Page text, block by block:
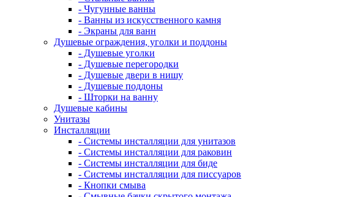
- Чугунные ванны
- Ванны из искусственного камня
- Экраны для ванн
Душевые ограждения, уголки и поддоны
- Душевые уголки
- Душевые перегородки
- Душевые двери в нишу
- Душевые поддоны
- Шторки на ванну
Душевые кабины
Унитазы
Инсталляции
- Системы инсталляции для унитазов
- Системы инсталляции для раковин
- Системы инсталляции для биде
- Системы инсталляции для писсуаров
- Кнопки смыва